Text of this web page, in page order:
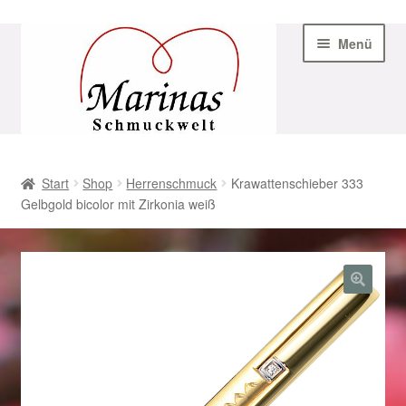
Navigation
Menü
AGB
Beispiel-Seite
Datenschutz
Geschenke zu Ostern 2024
Start Shop Herrenschmuck
Krawattenschieber 333
Gelbgold bicolor mit Zirkonia weiß